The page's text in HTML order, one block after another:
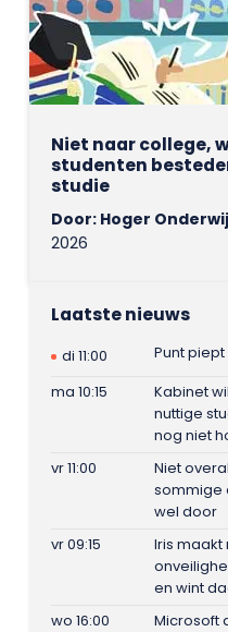
Niet naar college,
studenten
studie
Door: Hoger
2026
Laatste nieuws
di 11:00
Punt
ma 10:15
Kabinet
nuttige
nog niet
vr 11:00
Niet
sommige
wel door
vr 09:15
Iris maakt
en wint
wo 16:00
Microsoft